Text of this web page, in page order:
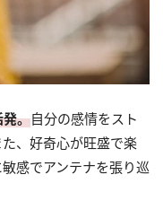
発。自分の感情をスト
、好奇心が旺盛で楽
感でアンテナを張り巡